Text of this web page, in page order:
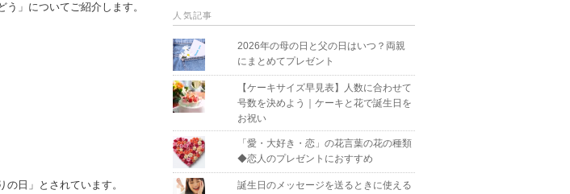
」についてご紹介します。
日」とされています。
人気記事
2026年の母の日と父の日はいつ？両親
にまとめてプレゼント
【ケーキサイズ早見表】人数に合わせて
号数を決めよう｜ケーキと花で誕生日を
お祝い
「愛・大好き・恋」の花言葉の花の種類
◆恋人のプレゼントにおすすめ
誕生日のメッセージを送るときに使える